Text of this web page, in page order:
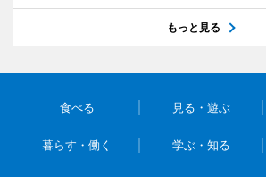
もっと見る
食べる 見る・遊ぶ
暮らす・働く 学ぶ・知る